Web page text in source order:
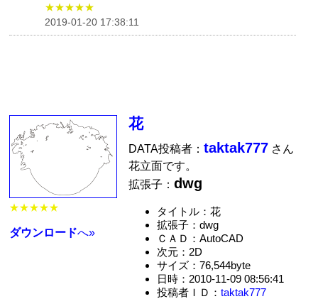
★★★★★
2019-01-20 17:38:11
★★★★★
ダウンロードへ»
花
DATA投稿者：taktak777 さん
花立面です。
拡張子：dwg
タイトル：花
拡張子：dwg
ＣＡＤ：AutoCAD
次元：2D
サイズ：76,544byte
日時：2010-11-09 08:56:41
投稿者ＩＤ： taktak777